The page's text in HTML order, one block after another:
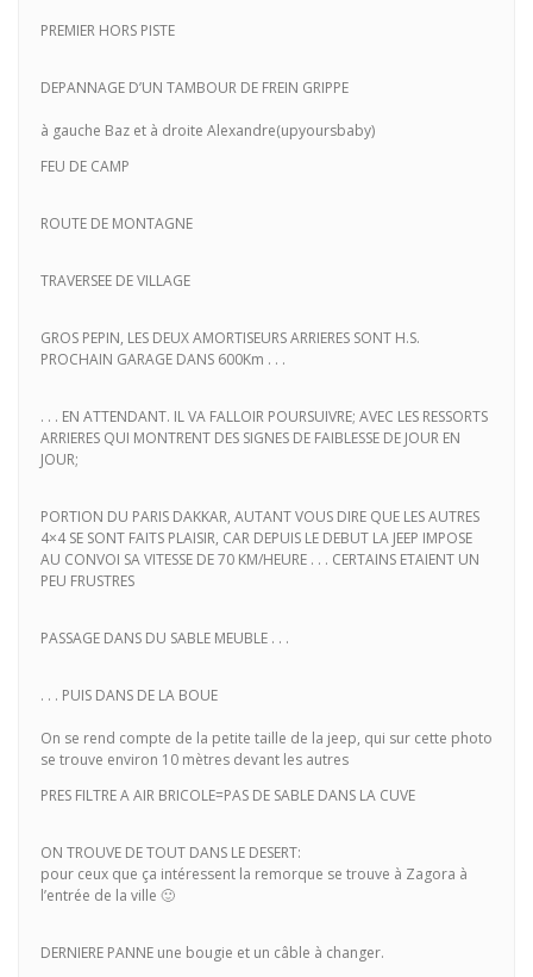
PREMIER HORS PISTE
DEPANNAGE D’UN TAMBOUR DE FREIN GRIPPE
à gauche Baz et à droite Alexandre(upyoursbaby)
FEU DE CAMP
ROUTE DE MONTAGNE
TRAVERSEE DE VILLAGE
GROS PEPIN, LES DEUX AMORTISEURS ARRIERES SONT H.S.
PROCHAIN GARAGE DANS 600Km . . .
. . . EN ATTENDANT. IL VA FALLOIR POURSUIVRE; AVEC LES RESSORTS
ARRIERES QUI MONTRENT DES SIGNES DE FAIBLESSE DE JOUR EN
JOUR;
PORTION DU PARIS DAKKAR, AUTANT VOUS DIRE QUE LES AUTRES
4×4 SE SONT FAITS PLAISIR, CAR DEPUIS LE DEBUT LA JEEP IMPOSE
AU CONVOI SA VITESSE DE 70 KM/HEURE . . . CERTAINS ETAIENT UN
PEU FRUSTRES
PASSAGE DANS DU SABLE MEUBLE . . .
. . . PUIS DANS DE LA BOUE
On se rend compte de la petite taille de la jeep, qui sur cette photo
se trouve environ 10 mètres devant les autres
PRES FILTRE A AIR BRICOLE=PAS DE SABLE DANS LA CUVE
ON TROUVE DE TOUT DANS LE DESERT:
pour ceux que ça intéressent la remorque se trouve à Zagora à
l’entrée de la ville 🙂
DERNIERE PANNE une bougie et un câble à changer.